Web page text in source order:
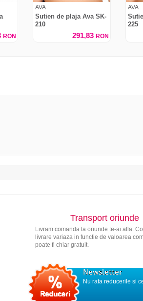
RON
AVA
Sutien de plaja Ava SK-
210
291,83 RON
AVA
225
Transport oriunde
Livram comanda ta oriunde te-ai afla.
livrare variaza in functie de valoarea
poate fi chiar gratuit.
Newsletter
Nu rata reducerile si